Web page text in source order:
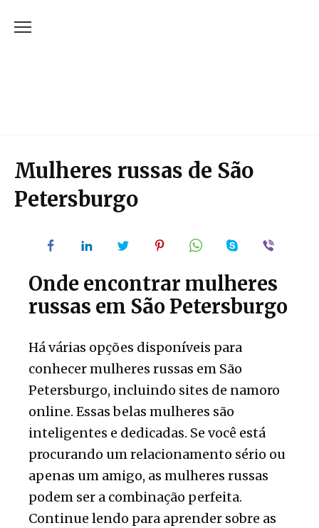
Mulheres russas de São
Petersburgo
Onde encontrar mulheres
russas em São Petersburgo
Há várias opções disponíveis para
conhecer mulheres russas em São
Petersburgo, incluindo sites de namoro
online. Essas belas mulheres são
inteligentes e dedicadas. Se você está
procurando um relacionamento sério ou
apenas um amigo, as mulheres russas
podem ser a combinação perfeita.
Continue lendo para aprender sobre as